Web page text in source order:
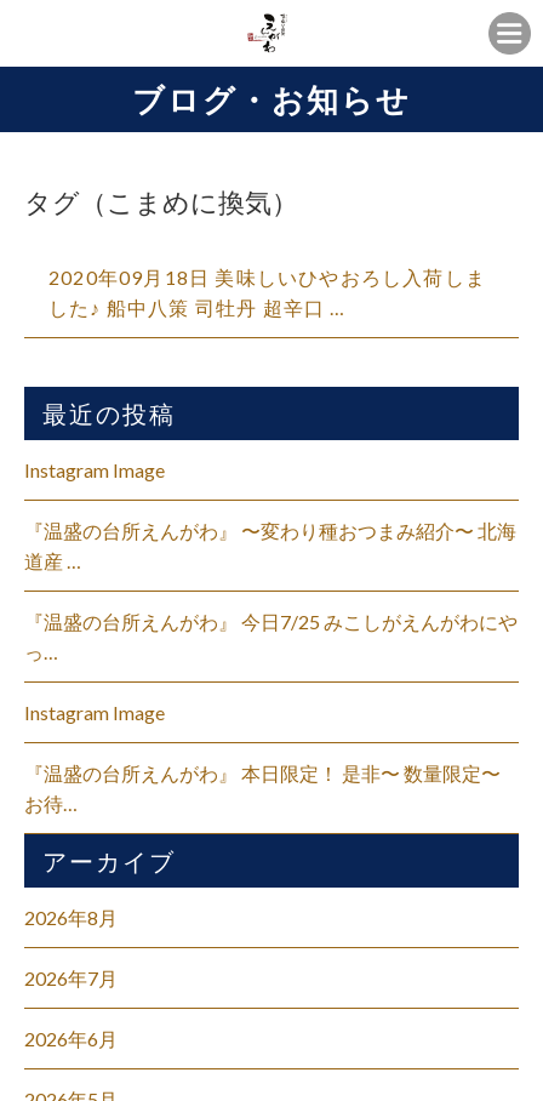
ブログ・お知らせ
タグ（こまめに換気）
2020年09月18日 美味しいひやおろし入荷しま
した♪ 船中八策 司牡丹 超辛口 …
最近の投稿
Instagram Image
『温盛の台所えんがわ』 〜変わり種おつまみ紹介〜 北海
道産 …
『温盛の台所えんがわ』 今日7/25 みこしがえんがわにや
っ…
Instagram Image
『温盛の台所えんがわ』 本日限定！ 是非〜 数量限定〜
お待…
アーカイブ
2026年8月
2026年7月
2026年6月